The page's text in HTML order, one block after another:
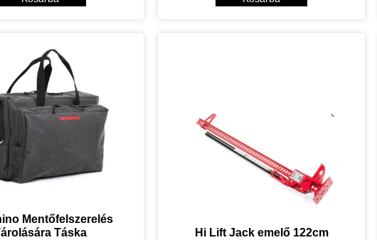
Mentőfelszerelés
Táska
Hi Lift Jack emelő 122cm